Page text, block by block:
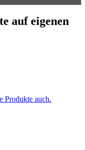
auf eigenen